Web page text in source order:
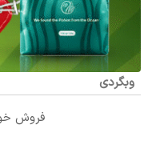
وبگردی
فروش